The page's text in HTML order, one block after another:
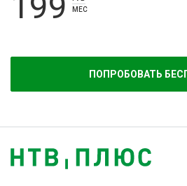
МЕС
ПОПРОБОВАТЬ